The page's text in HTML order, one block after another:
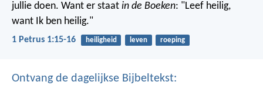
jullie doen. Want er staat in de Boeken: "Leef heilig,
want Ik ben heilig."
1 Petrus 1:15-16 heiligheid leven roeping
Ontvang de dagelijkse Bijbeltekst: